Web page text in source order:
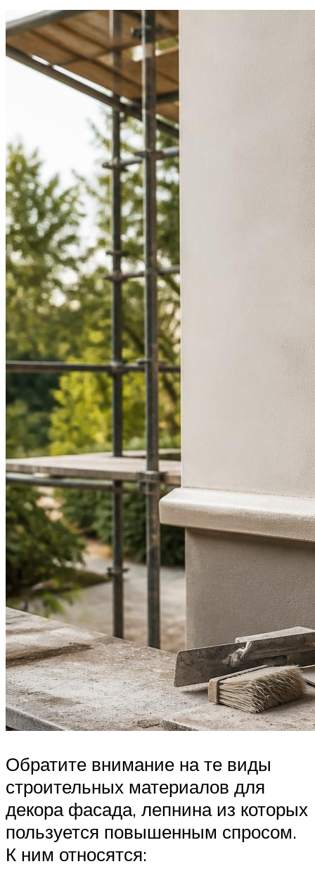
Обратите внимание на те виды
строительных материалов для
декора фасада, лепнина из которых
пользуется повышенным спросом.
К ним относятся: